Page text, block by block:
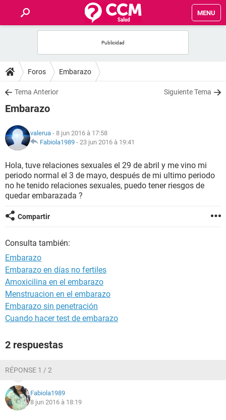
MENU
FORUMS
SALUD
NUTRICIÓN
BIENESTAR
SEXUALIDAD
GLOSARIO
Foros Embarazo
Tema Anterior Siguiente Tema
Embarazo
valerua - 8 jun 2016 à 17:58
Fabiola1989 - 23 jun 2016 à 19:41
Hola, tuve relaciones sexuales el 29 de abril y me vino mi
periodo normal el 3 de mayo, después de mi ultimo periodo
no he tenido relaciones sexuales, puedo tener riesgos de
quedar embarazada ?
Compartir
Consulta también:
Embarazo
Embarazo en días no fertiles
Amoxicilina en el embarazo
Menstruacion en el embarazo
Embarazo sin penetración
Cuando hacer test de embarazo
2 respuestas
RÉPONSE 1 / 2
Fabiola1989
8 jun 2016 à 18:19